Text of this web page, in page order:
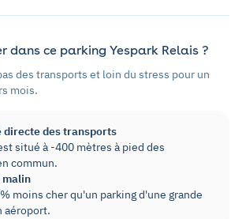
dans ce parking Yespark Relais ?
des transports et loin du stress pour un
mois.
directe des transports
situé à -400 mètres à pied des
commun.
malin
moins cher qu'un parking d'une grande
aéroport.